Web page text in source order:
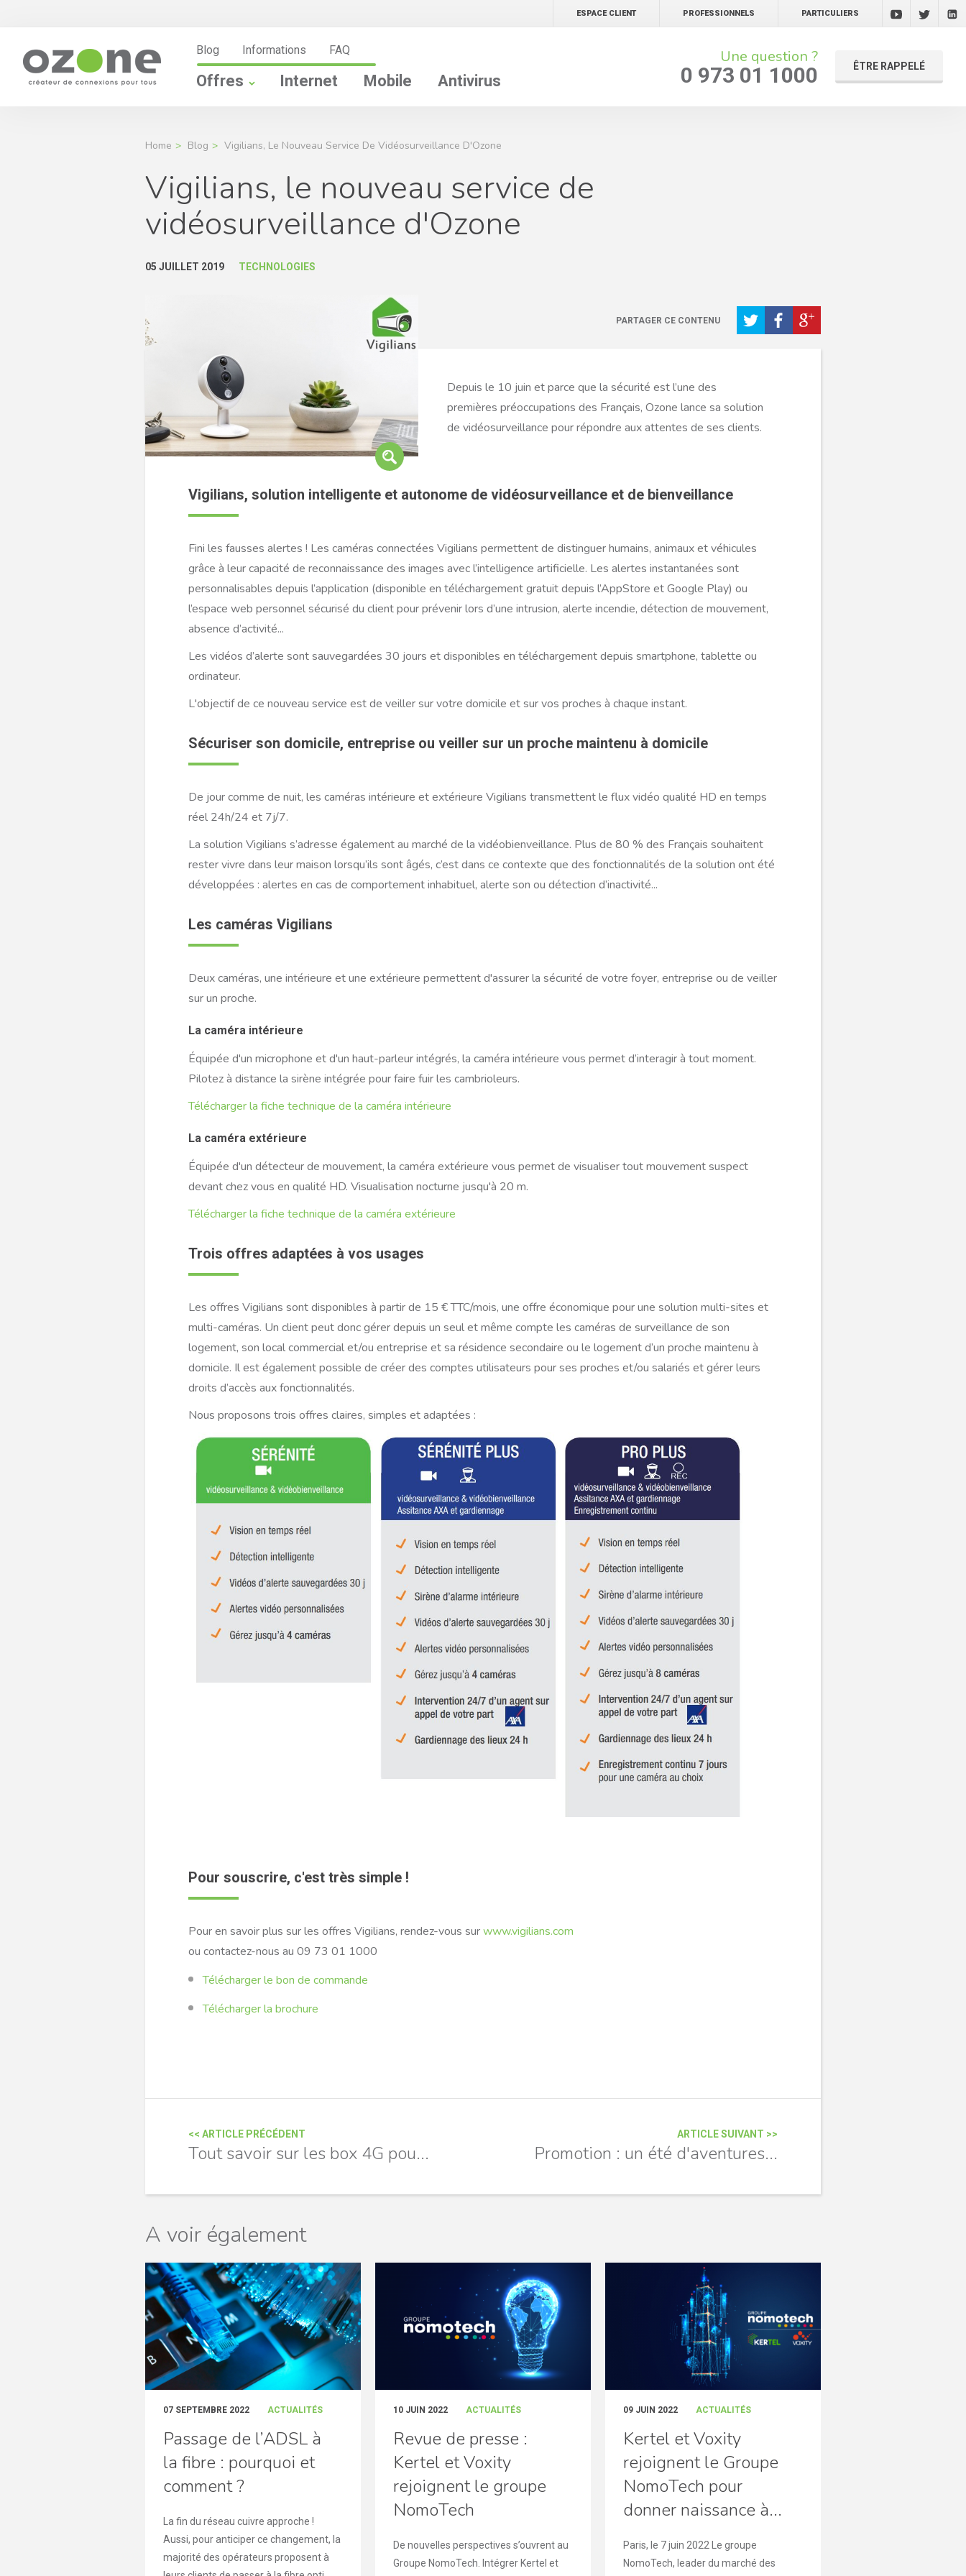
ESPACE CLIENT PROFESSIONNELS PARTICULIERS
Blog Informations FAQ
Offres Internet Mobile Antivirus
Une question ?
0 973 01 1000 ÊTRE RAPPELÉ
Home Blog Vigilians, Le Nouveau Service De Vidéosurveillance D'Ozone
Vigilians, le nouveau service de
vidéosurveillance d'Ozone
05 JUILLET 2019 TECHNOLOGIES
PARTAGER CE CONTENU
Depuis le 10 juin et parce que la sécurité est l’une des
premières préoccupations des Français, Ozone lance sa solution
de vidéosurveillance pour répondre aux attentes de ses clients.
Vigilians, solution intelligente et autonome de vidéosurveillance et de bienveillance
Fini les fausses alertes ! Les caméras connectées Vigilians permettent de distinguer humains, animaux et véhicules
grâce à leur capacité de reconnaissance des images avec l’intelligence artificielle. Les alertes instantanées sont
personnalisables depuis l’application (disponible en téléchargement gratuit depuis l’AppStore et Google Play) ou
l’espace web personnel sécurisé du client pour prévenir lors d’une intrusion, alerte incendie, détection de mouvement,
absence d’activité...
Les vidéos d’alerte sont sauvegardées 30 jours et disponibles en téléchargement depuis smartphone, tablette ou
ordinateur.
L'objectif de ce nouveau service est de veiller sur votre domicile et sur vos proches à chaque instant.
Sécuriser son domicile, entreprise ou veiller sur un proche maintenu à domicile
De jour comme de nuit, les caméras intérieure et extérieure Vigilians transmettent le flux vidéo qualité HD en temps
réel 24h/24 et 7j/7.
La solution Vigilians s’adresse également au marché de la vidéobienveillance. Plus de 80 % des Français souhaitent
rester vivre dans leur maison lorsqu’ils sont âgés, c’est dans ce contexte que des fonctionnalités de la solution ont été
développées : alertes en cas de comportement inhabituel, alerte son ou détection d’inactivité...
Les caméras Vigilians
Deux caméras, une intérieure et une extérieure permettent d'assurer la sécurité de votre foyer, entreprise ou de veiller
sur un proche.
La caméra intérieure
Équipée d'un microphone et d'un haut-parleur intégrés, la caméra intérieure vous permet d’interagir à tout moment.
Pilotez à distance la sirène intégrée pour faire fuir les cambrioleurs.
Télécharger la fiche technique de la caméra intérieure
La caméra extérieure
Équipée d'un détecteur de mouvement, la caméra extérieure vous permet de visualiser tout mouvement suspect
devant chez vous en qualité HD. Visualisation nocturne jusqu'à 20 m.
Télécharger la fiche technique de la caméra extérieure
Trois offres adaptées à vos usages
Les offres Vigilians sont disponibles à partir de 15 € TTC/mois, une offre économique pour une solution multi-sites et
multi-caméras. Un client peut donc gérer depuis un seul et même compte les caméras de surveillance de son
logement, son local commercial et/ou entreprise et sa résidence secondaire ou le logement d’un proche maintenu à
domicile. Il est également possible de créer des comptes utilisateurs pour ses proches et/ou salariés et gérer leurs
droits d’accès aux fonctionnalités.
Nous proposons trois offres claires, simples et adaptées :
Pour souscrire, c'est très simple !
Pour en savoir plus sur les offres Vigilians, rendez-vous surwww.vigilians.com
ou contactez-nous au 09 73 01 1000
Télécharger le bon de commande
Télécharger la brochure
<< ARTICLE PRÉCÉDENT
Tout savoir sur les box 4G pou...
ARTICLE SUIVANT >>
Promotion : un été d'aventures...
A voir également
07 SEPTEMBRE 2022 ACTUALITÉS
Passage de l’ADSL à
la fibre : pourquoi et
comment ?
La fin du réseau cuivre approche !
Aussi, pour anticiper ce changement, la
majorité des opérateurs proposent à
10 JUIN 2022 ACTUALITÉS
Revue de presse :
Kertel et Voxity
rejoignent le groupe
NomoTech
De nouvelles perspectives s’ouvrent au
Groupe NomoTech. Intégrer Kertel et
09 JUIN 2022 ACTUALITÉS
Kertel et Voxity
rejoignent le Groupe
NomoTech pour
donner naissance à...
Paris, le 7 juin 2022 Le groupe
NomoTech, leader du marché des